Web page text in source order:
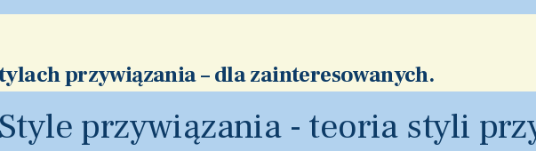
przywiązania – dla zainteresowanych.
Style przywiązania - teoria styli